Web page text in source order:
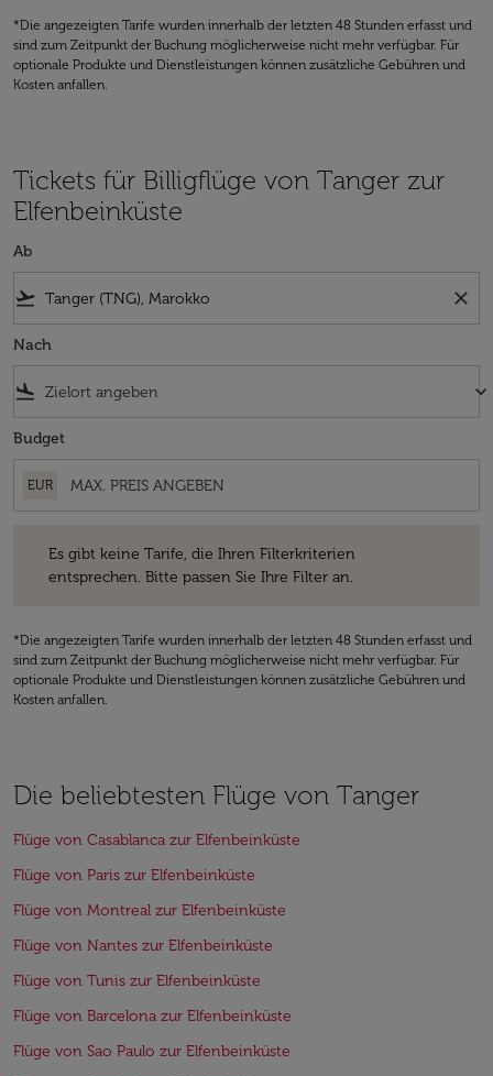
*Die angezeigten Tarife wurden innerhalb der letzten 48 Stunden erfasst und
sind zum Zeitpunkt der Buchung möglicherweise nicht mehr verfügbar. Für
optionale Produkte und Dienstleistungen können zusätzliche Gebühren und
Kosten anfallen.
Tickets für Billigflüge von Tanger zur
Elfenbeinküste
Ab
flight_takeoff close
Nach
flight_land keyboard_arrow_down
Budget
EUR
Es gibt keine Tarife, die Ihren Filterkriterien
entsprechen. Bitte passen Sie Ihre Filter an.
*Die angezeigten Tarife wurden innerhalb der letzten 48 Stunden erfasst und
sind zum Zeitpunkt der Buchung möglicherweise nicht mehr verfügbar. Für
optionale Produkte und Dienstleistungen können zusätzliche Gebühren und
Kosten anfallen.
Die beliebtesten Flüge von Tanger
Flüge von Casablanca zur Elfenbeinküste
Flüge von Paris zur Elfenbeinküste
Flüge von Montreal zur Elfenbeinküste
Flüge von Nantes zur Elfenbeinküste
Flüge von Tunis zur Elfenbeinküste
Flüge von Barcelona zur Elfenbeinküste
Flüge von Sao Paulo zur Elfenbeinküste